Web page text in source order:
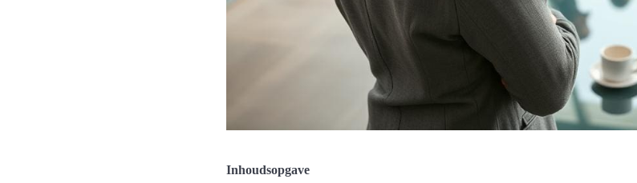
Inhoudsopgave